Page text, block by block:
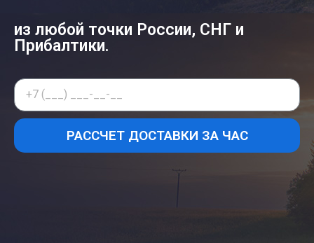
из любой точки России, СНГ и
Прибалтики.
РАССЧЕТ ДОСТАВКИ ЗА ЧАС